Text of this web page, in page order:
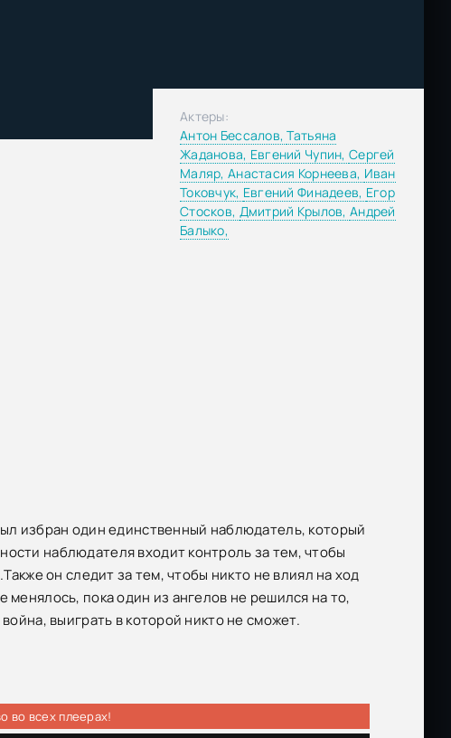
Актеры:
Антон Бессалов,Татьяна
Жаданова, Евгений Чупин, Сергей
Маляр, Анастасия Корнеева, Иван
Токовчук, Евгений Финадеев, Егор
Стосков, Дмитрий Крылов, Андрей
Балыко,
избран один единственный наблюдатель, который
наблюдателя входит контроль за тем, чтобы
он следит за тем, чтобы никто не влиял на ход
пока один из ангелов не решился на то,
выиграть в которой никто не сможет.
во всех плеерах!